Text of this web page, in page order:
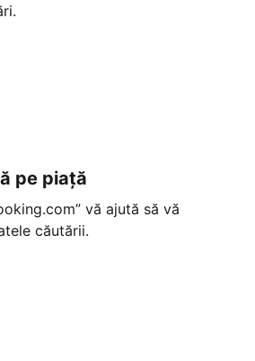
pe piață
vă ajută să vă
căutării.